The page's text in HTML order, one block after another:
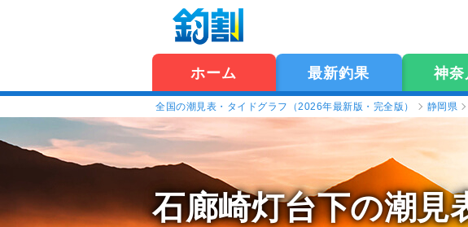
ホーム 最新釣果 神奈
全国の潮見表・タイドグラフ（2026年最新版・完全版） 静岡県
石廊崎灯台下の潮見